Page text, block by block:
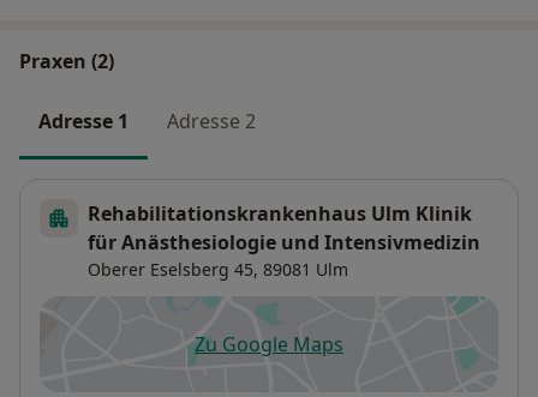
Praxen (2)
Adresse 1 Adresse 2
Rehabilitationskrankenhaus Ulm Klinik
für Anästhesiologie und Intensivmedizin
Oberer Eselsberg 45, 89081 Ulm
Zu Google Mapsöffnet in einer neuen